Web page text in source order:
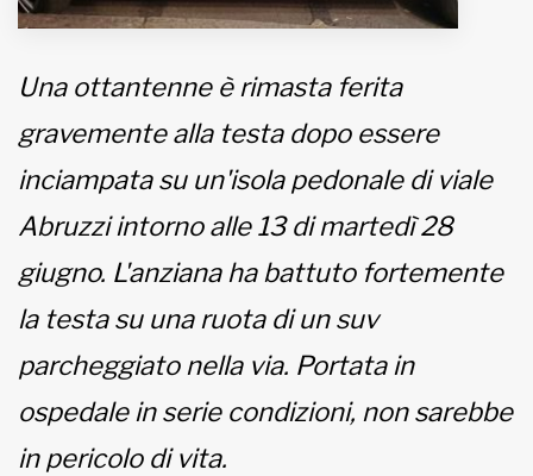
Bernardis
Imbonati, 89 20159 Milano (Italia)
Una ottantenne è rimasta ferita
gravemente alla testa dopo essere
inciampata su un'isola pedonale di viale
Abruzzi intorno alle 13 di martedì 28
giugno. L'anziana ha battuto fortemente
la testa su una ruota di un suv
parcheggiato nella via. Portata in
ospedale in serie condizioni, non sarebbe
in pericolo di vita.